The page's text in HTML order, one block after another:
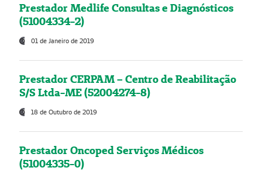
Prestador Medlife Consultas e Diagnósticos
(51004334-2)
01 de Janeiro de 2019
Prestador CERPAM – Centro de Reabilitação
S/S Ltda-ME (52004274-8)
18 de Outubro de 2019
Prestador Oncoped Serviços Médicos
(51004335-0)